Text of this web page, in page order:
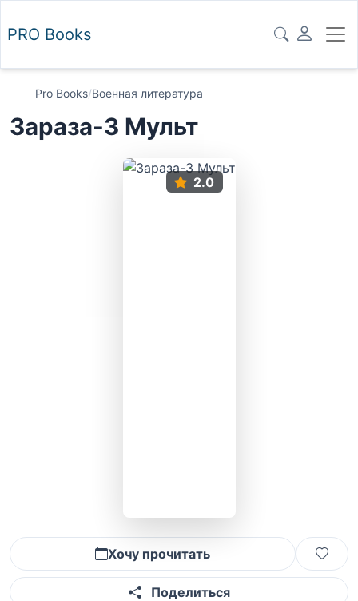
PRO Books
Pro Books/Военная литература
Зараза-3 Мульт
2.0
Хочу прочитать
Поделиться